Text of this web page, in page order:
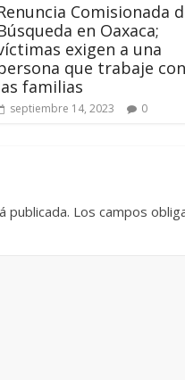
Comisionada
en Oaxaca;
exigen a una
que trabaje con
familias
septiembre 14, 2023 0
publicada. Los campos